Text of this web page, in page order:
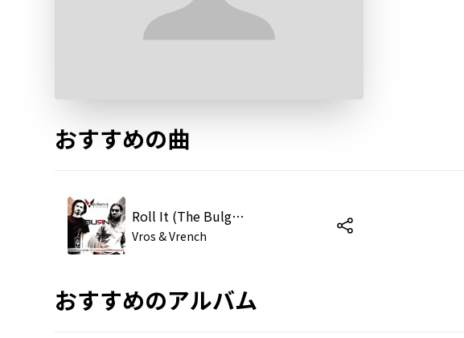
おすすめの曲
Roll It (The Bulgarian Mix)
Vros & Vrench
おすすめのアルバム